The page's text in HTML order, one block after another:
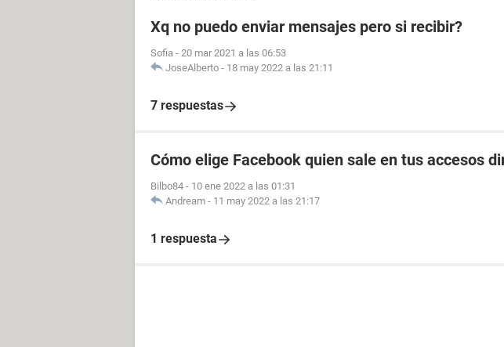
Xq no puedo enviar mensajes pero si recibir?
Sofia - 20 mar 2021 a las 06:53
JoseAlberto - 18 may 2022 a las 21:11
7 respuestas
Cómo elige Facebook quien sale en tus accesos
Bilbo84 - 10 ene 2022 a las 01:31
Andream - 11 may 2022 a las 21:17
1 respuesta